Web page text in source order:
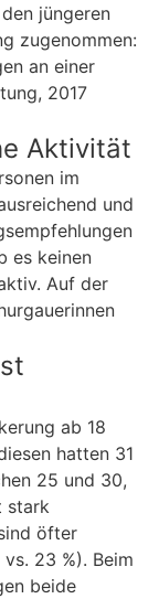
jüngeren
zugenommen:
an einer
2017
Aktivität
im
und
es keinen
Auf der
ab 18
hatten 31
25 und 30,
stark
öfter
23 %). Beim
beide